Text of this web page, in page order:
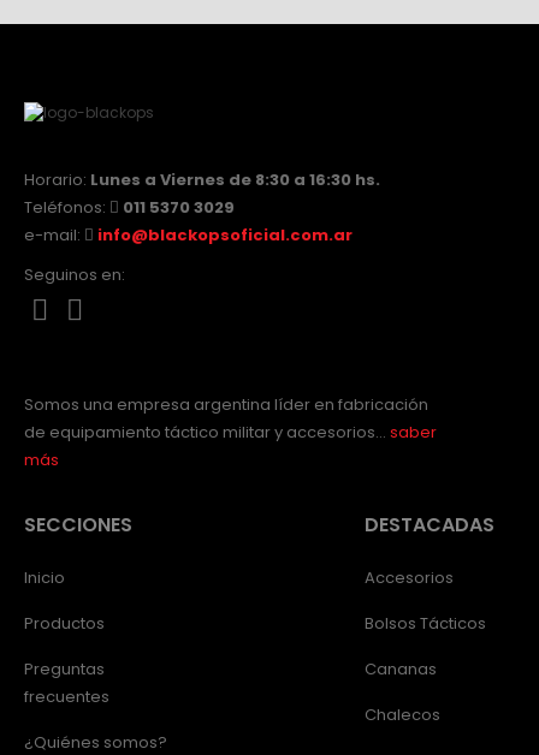
Horario: Lunes a Viernes de 8:30 a 16:30 hs.
Teléfonos:
011 5370 3029
e-mail:
info@blackopsoficial.com.ar
Seguinos en:
Somos una empresa argentina líder en fabricación
de equipamiento táctico militar y accesorios… saber
más
SECCIONES
Inicio
Productos
Preguntas
frecuentes
¿Quiénes somos?
DESTACADAS
Accesorios
Bolsos Tácticos
Cananas
Chalecos